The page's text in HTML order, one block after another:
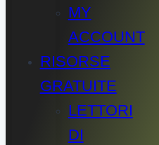
MY
ACCOUNT
RISORSE
GRATUITE
LETTORI
DI